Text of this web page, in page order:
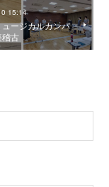
15:14
ージカルカンパ
稽古